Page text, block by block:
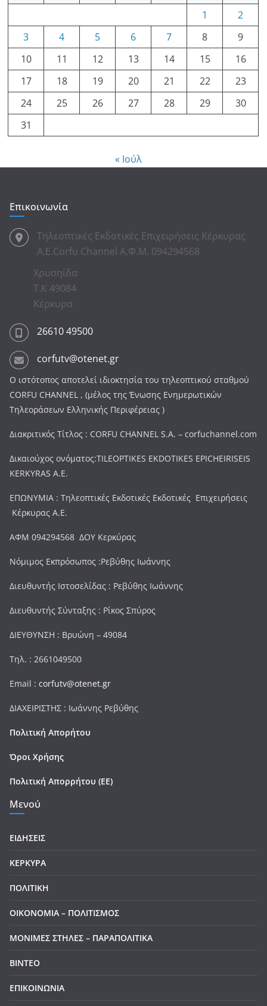
1
2
3
4 5 6 7 8
9
10
11 12 13 14 15
16
17
18 19 20 21 22
23
24
25 26 27 28 29
30
31
« Ιούλ
Επικοινωνία
Τηλεοπτικές Εκδοτικές Επιχειρήσεις Κέρκυρας
Α.Ε.Corfu Channel Α.Φ.Μ. 094294568
Χρυσηίδα
Τ.Κ 49084
Κέρκυρα
26610 49500
corfutv@otenet.gr
Ο ιστότοπος αποτελεί ιδιοκτησία του τηλεοπτικού σταθμού
CORFU CHANNEL , (μέλος της Ένωσης Ενημερωτικών
Τηλεοράσεων Ελληνικής Περιφέρειας )
Διακριτικός Τίτλος : CORFU CHANNEL S.A. – corfuchannel.com
Δικαιούχος ονόματος:TILEOPTIKES EKDOTIKES EPICHEIRISEIS
KERKYRAS A.E.
ΕΠΩΝΥΜΙΑ : Τηλεοπτικές Εκδοτικές Εκδοτικές Επιχειρήσεις
Κέρκυρας Α.Ε.
ΑΦΜ 094294568 ΔΟΥ Κερκύρας
Νόμιμος Εκπρόσωπος :Ρεβύθης Ιωάννης
Διευθυντής Ιστοσελίδας : Ρεβύθης Ιωάννης
Διευθυντής Σύνταξης : Ρίκος Σπύρος
ΔΙΕΥΘΥΝΣΗ : Βρυώνη – 49084
Τηλ. : 2661049500
Email : corfutv@otenet.gr
ΔΙΑΧΕΙΡΙΣΤΗΣ : Ιωάννης Ρεβύθης
Πολιτική Απορήτου
Όροι Χρήσης
Πολιτική Απορρήτου (ΕΕ)
Μενού
ΕΙΔΗΣΕΙΣ
ΚΕΡΚΥΡΑ
ΠΟΛΙΤΙΚΗ
ΟΙΚΟΝΟΜΙΑ – ΠΟΛΙΤΙΣΜΟΣ
ΜΟΝΙΜΕΣ ΣΤΗΛΕΣ – ΠΑΡΑΠΟΛΙΤΙΚΑ
ΒΙΝΤΕΟ
ΕΠΙΚΟΙΝΩΝΙΑ